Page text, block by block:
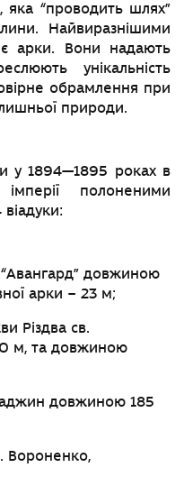
яка “проводить шлях”
Найвиразнішими
арки. Вони надають
унікальність
обрамлення при
природи.
у 1894—1895 роках в
імперії полоненими
“Авангард” довжиною
арки – 23 м;
Різдва св.
м, та довжиною
довжиною 185
Вороненко,